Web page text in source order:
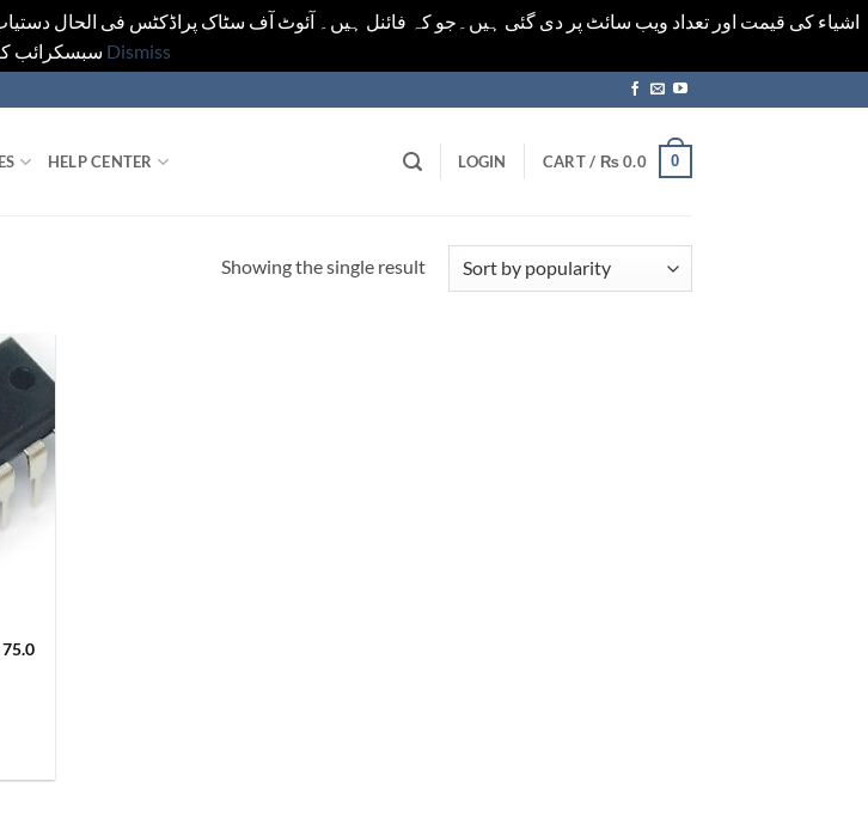
اشیاء کی قیمت اور تعداد ویب سائٹ پر دی گئی ہیں۔جو کہ فائنل ہیں۔ آئوٹ آف سٹاک پراڈکٹس فی الحال
Dismiss
HELP CENTER LOGIN CART / ₨0.0 0
Showing the single result